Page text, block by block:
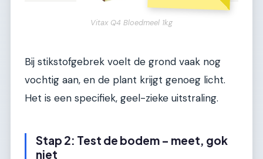
Vitax Q4 Bloedmeel 1kg
Bij stikstofgebrek voelt de grond vaak nog
vochtig aan, en de plant krijgt genoeg licht.
Het is een specifiek, geel-zieke uitstraling.
Stap 2: Test de bodem – meet, gok
niet